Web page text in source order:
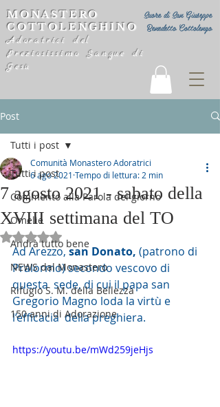
Suore di San Giuseppe
Benedetto Cottolengo
MONASTERO
COTTOLENGHINO
Adoratrici del
Preziosissimo Sangue di
Gesù
Post
Tutti i post
Commento alla Parola del giorno
Omelie
Andrà tutto bene
NEWS dal Monastero
Rifugio S. M. della Bellezza
150 anni di Adorazione
Tutti i post
7 agosto 2021 - sabato della
XVIII settimana del TO
Comunità Monastero Adoratrici
6 ago 2021 Tempo di lettura: 2 min
Valutazione NaN stelle su 5.
Ad Arezzo, san Donato, (patrono di
Pralormo) secondo vescovo di
questa  sede, di cui il papa san
Gregorio Magno loda la virtù e
l’efficacia  della preghiera.
https://youtu.be/mWd259jeHjs